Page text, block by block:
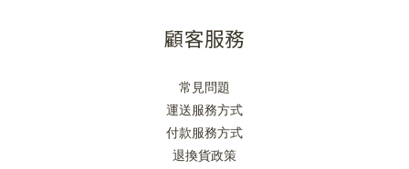
顧客服務
常見問題
運送服務方式
付款服務方式
退換貨政策